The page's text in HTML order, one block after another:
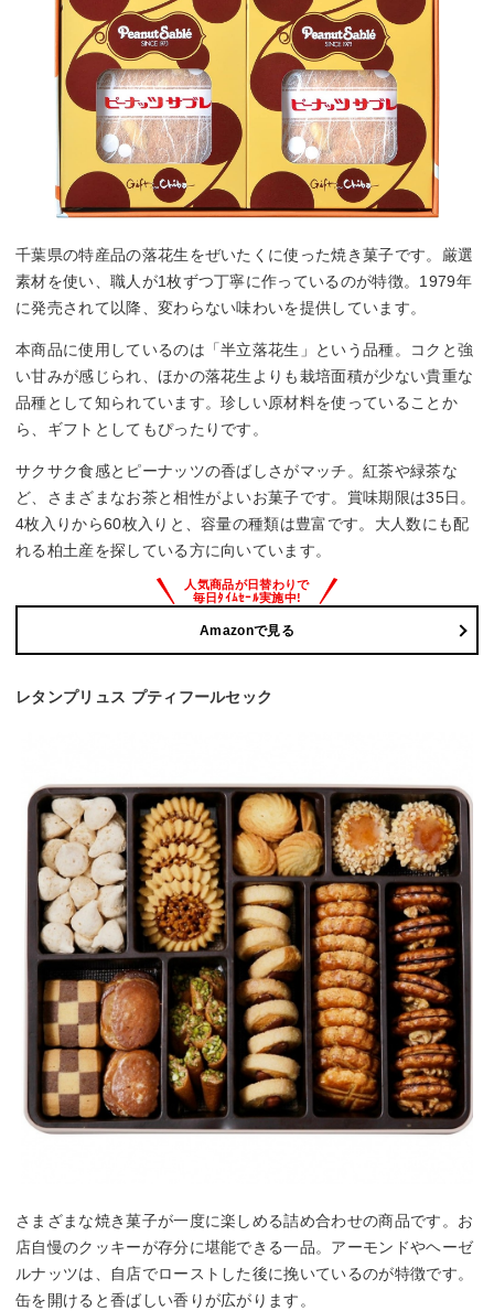
千葉県の特産品の落花生をぜいたくに使った焼き菓子です。厳選
素材を使い、職人が1枚ずつ丁寧に作っているのが特徴。1979年
に発売されて以降、変わらない味わいを提供しています。
本商品に使用しているのは「半立落花生」という品種。コクと強
い甘みが感じられ、ほかの落花生よりも栽培面積が少ない貴重な
品種として知られています。珍しい原材料を使っていることか
ら、ギフトとしてもぴったりです。
サクサク食感とピーナッツの香ばしさがマッチ。紅茶や緑茶な
ど、さまざまなお茶と相性がよいお菓子です。賞味期限は35日。
4枚入りから60枚入りと、容量の種類は豊富です。大人数にも配
れる柏土産を探している方に向いています。
Amazonで見る
レタンプリュス プティフールセック
さまざまな焼き菓子が一度に楽しめる詰め合わせの商品です。お
店自慢のクッキーが存分に堪能できる一品。アーモンドやヘーゼ
ルナッツは、自店でローストした後に挽いているのが特徴です。
缶を開けると香ばしい香りが広がります。